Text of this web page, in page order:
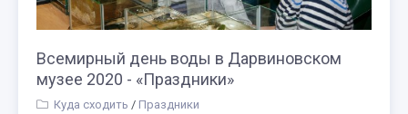
Всемирный день воды в Дарвиновском
музее 2020 - «Праздники»
Куда сходить / Праздники